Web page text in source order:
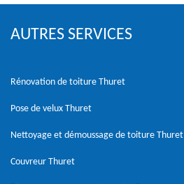
AUTRES SERVICES
Rénovation de toiture Thuret
Pose de velux Thuret
Nettoyage et démoussage de toiture Thuret
Couvreur Thuret